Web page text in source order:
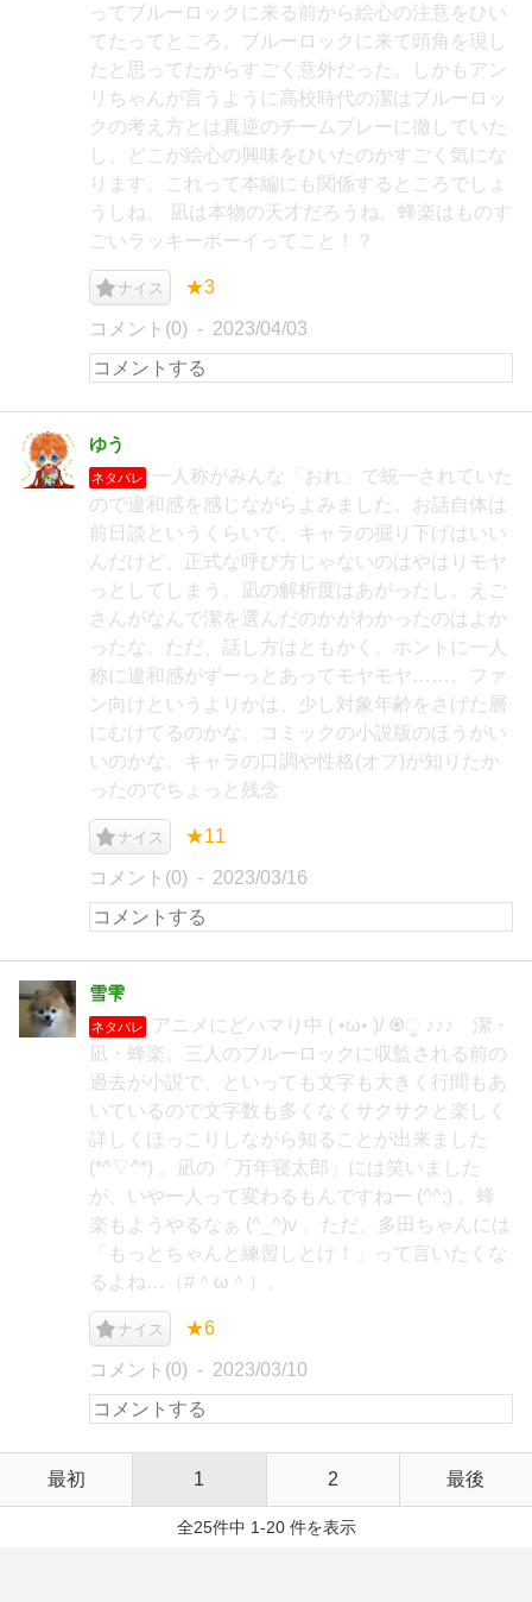
ってブルーロックに来る前から絵心の注意をひい
てたってところ。ブルーロックに来て頭角を現し
たと思ってたからすごく意外だった。しかもアン
リちゃんが言うように高校時代の潔はブルーロッ
クの考え方とは真逆のチームプレーに徹していた
し、どこが絵心の興味をひいたのかすごく気にな
ります。これって本編にも関係するところでしょ
うしね。 凪は本物の天才だろうね。蜂楽はものす
ごいラッキーボーイってこと！？
ナイス ★3
コメント(0) 2023/04/03
ゆう
ネタバレ
一人称がみんな「おれ」で統一されていた
ので違和感を感じながらよみました。お話自体は
前日談というくらいで、キャラの掘り下げはいい
んだけど、正式な呼び方じゃないのはやはりモヤ
っとしてしまう。凪の解析度はあがったし。えご
さんがなんで潔を選んだのかがわかったのはよか
ったな。ただ、話し方はともかく。ホントに一人
称に違和感がずーっとあってモヤモヤ……。ファ
ン向けというよりかは、少し対象年齢をさげた層
にむけてるのかな。コミックの小説版のほうがい
いのかな。キャラの口調や性格(オフ)が知りたか
ったのでちょっと残念
ナイス ★11
コメント(0) 2023/03/16
雪雫
ネタバレ
アニメにどハマり中 ( •ω• )/ ♼ੂ ♪♪♪ 潔・
凪・蜂楽。三人のブルーロックに収監される前の
過去が小説で、といっても文字も大きく行間もあ
いているので文字数も多くなくサクサクと楽しく
詳しくほっこりしながら知ることが出来ました
(*^▽^*) 。凪の「万年寝太郎」には笑いました
が、いやー人って変わるもんですねー (^^;) 。蜂
楽もようやるなぁ (^_^)v 。ただ、多田ちゃんには
「もっとちゃんと練習しとけ！」って言いたくな
るよね…（#＾ω＾）。
ナイス ★6
コメント(0) 2023/03/10
最初 1 2 最後
全25件中 1-20 件を表示